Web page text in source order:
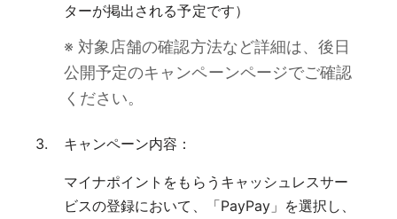
ターが掲出される予定です）
※ 対象店舗の確認方法など詳細は、後日
公開予定のキャンペーンページでご確認
ください。
キャンペーン内容：
マイナポイントをもらうキャッシュレスサー
ビスの登録において、「PayPay」を選択し、